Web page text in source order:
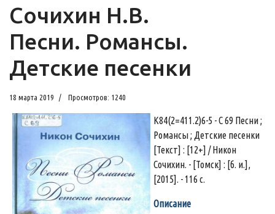
Сочихин Н.В.
Песни. Романсы.
Детские песенки
18 марта 2019 Просмотров: 1240
К84(2=411.2)6-5 - С 69 Песни ;
Романсы ; Детские песенки
[Текст] : [12+] / Никон
Сочихин. - [Томск] : [б. и.],
[2015]. - 116 с.
Описание